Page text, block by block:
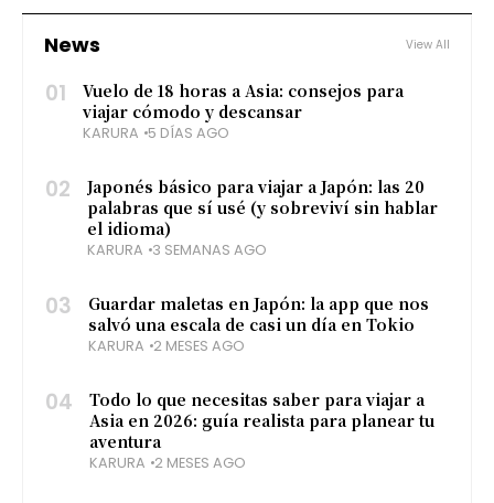
Playa del Carmen cautiva a
viajeros de todas las edades.
News View All
01
Vuelo de 18 horas a Asia: consejos para
viajar cómodo y descansar
KARURA 5 DÍAS AGO
02
Japonés básico para viajar a Japón: las 20
palabras que sí usé (y sobreviví sin hablar
el idioma)
KARURA 3 SEMANAS AGO
03
Guardar maletas en Japón: la app que nos
salvó una escala de casi un día en Tokio
KARURA 2 MESES AGO
04
Todo lo que necesitas saber para viajar a
Asia en 2026: guía realista para planear tu
aventura
KARURA 2 MESES AGO